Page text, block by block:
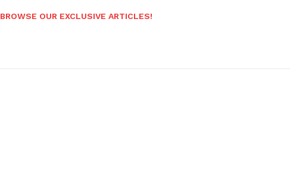
BROWSE OUR EXCLUSIVE ARTICLES!